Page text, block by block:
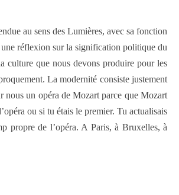
au sens des Lumières, avec sa fonction
réflexion sur la signification politique du
culture que nous devons produire pour les
La modernité consiste justement
nous un opéra de Mozart parce que Mozart
ou si tu étais le premier. Tu actualisais
propre de l’opéra. A Paris, à Bruxelles, à